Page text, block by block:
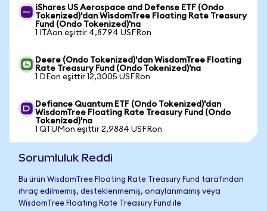
iShares US Aerospace and Defense ETF (Ondo
Tokenized)'dan WisdomTree Floating Rate Treasury
Fund (Ondo Tokenized)'na
1 ITAon eşittir 4,8794 USFRon
Deere (Ondo Tokenized)'dan WisdomTree Floating
Rate Treasury Fund (Ondo Tokenized)'na
1 DEon eşittir 12,3005 USFRon
Defiance Quantum ETF (Ondo Tokenized)'dan
WisdomTree Floating Rate Treasury Fund (Ondo
Tokenized)'na
1 QTUMon eşittir 2,9884 USFRon
Sorumluluk Reddi
Bu ürün WisdomTree Floating Rate Treasury Fund tarafından
ihraç edilmemiş, desteklenmemiş, onaylanmamış veya
WisdomTree Floating Rate Treasury Fund ile